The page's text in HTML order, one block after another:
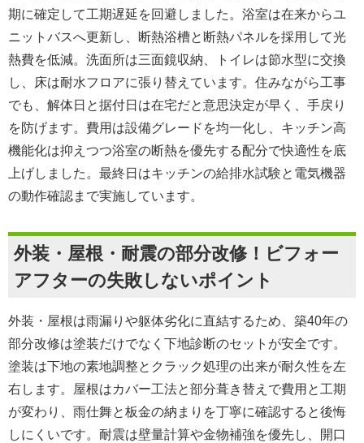
期に確定 して工期遅延を回避しました。浴室は在来からユ
ニットバスへ更新し、
断熱浴槽と断熱パネルを採用して光
熱費を低減。洗面所は三面鏡収納、トイレは節水型に交換
し、床は耐水フロアに張り替えています。 住みながら工事
でも、解体日と据付日は在宅だと意思決定が早く、手戻り
を防げます。費用は設備グレードを均一化し、 キッチン高
機能化は抑えつつ浴室の断熱を優先する配分で快適性を底
上げしました。最終日はキッチンの給排水試験と電気機器
の動作確認まで実施しています。
外装・屋根・耐震の部分改修！ビフォー
アフターの失敗しないポイント
外装・屋根は雨漏りや躯体劣化に直結するため、築40年の
部分改修は塗装だけでなく下地診断のセット が安全です。
塗装は下地の素地調整とクラック処理の出来が耐久性を左
右します。屋根はカバー工法と部分葺き替えで費用と工期
が変わり、 雨仕舞と板金の納まり を丁寧に確認すると後悔
しにくいです。耐震は壁量計算や金物補強を優先し、
開口